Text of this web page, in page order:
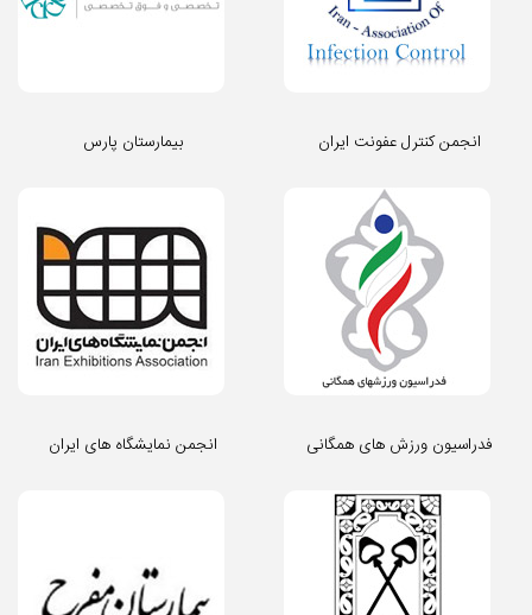
بیمارستان پارس انجمن کنترل عفونت ایران
انجمن نمایشگاه های ایران فدراسیون ورزش های همگانی